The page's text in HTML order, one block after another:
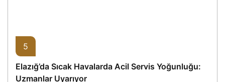
5
Elazığ’da Sıcak Havalarda Acil Servis Yoğunluğu:
Uzmanlar Uyarıyor